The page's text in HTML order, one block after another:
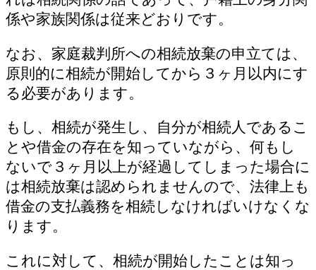
係や家族関係は従来どおりです。
なお、家庭裁判所への相続放棄の申立ては、
原則的に相続が開始してから３ヶ月以内にす
る必要があります。
もし、相続が発生し、自分が相続人であるこ
とや借金の存在を知っていながら、何もし
ないで３ヶ月以上が経過してしまった場合に
は相続放棄は認められませんので、法律上も
借金の支払義務を相続しなければいけなくな
ります。
これに対して、相続が開始したことは知っ